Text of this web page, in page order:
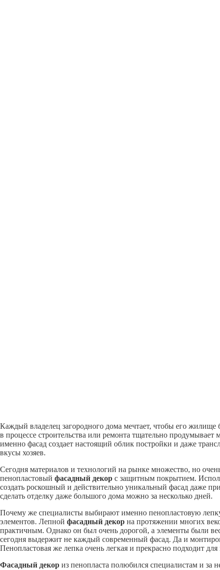
Каждый владелец загородного дома мечтает, чтобы его
в процессе строительства или ремонта тщательно продумывает
именно фасад создает настоящий облик постройки и даже
вкусы хозяев.
Сегодня материалов и технологий на рынке множество, но
пенопластовый фасадный декор с защитным покрытием.
создать роскошный и действительно уникальный фасад даже
сделать отделку даже большого дома можно за несколько дней.
Почему же специалисты выбирают именно пенопластовую
элементов. Лепной фасадный декор на протяжении многих
практичным. Однако он был очень дорогой, а элементы были
сегодня выдержит не каждый современный фасад. Да и
Пенопластовая же лепка очень легкая и прекрасно подходит для
Фасадный декор из пенопласта полюбился специалистам и за